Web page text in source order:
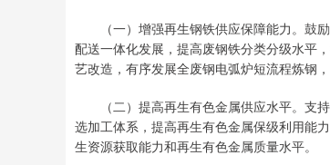
（一）增强再生钢铁供应保障能力。鼓励
配送一体化发展，提高废钢铁分类分级水平
艺改造，有序发展全废钢电弧炉短流程炼钢
（二）提高再生有色金属供应水平。支持
选加工体系，提高再生有色金属保级利用能
生资源获取能力和再生有色金属质量水平。